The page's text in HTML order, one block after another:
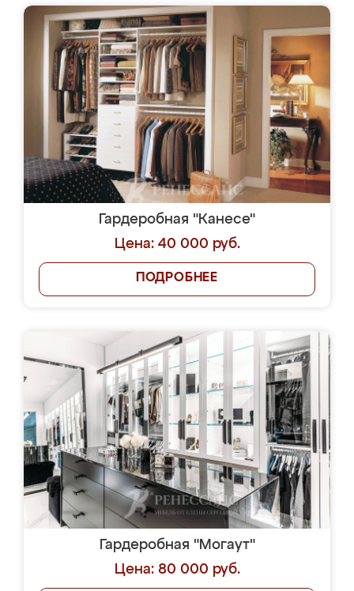
Гардеробная "Канесе"
Цена: 40 000 руб.
ПОДРОБНЕЕ
Гардеробная "Могаут"
Цена: 80 000 руб.